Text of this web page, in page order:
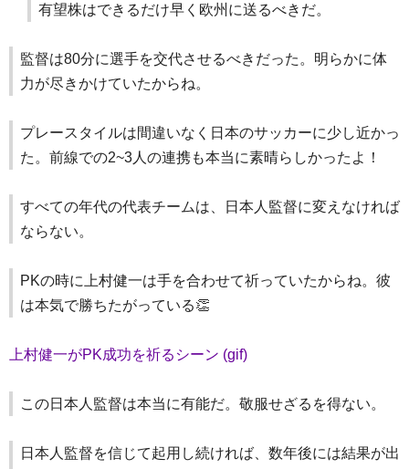
有望株はできるだけ早く欧州に送るべきだ。
監督は80分に選手を交代させるべきだった。明らかに体
力が尽きかけていたからね。
プレースタイルは間違いなく日本のサッカーに少し近かっ
た。前線での2~3人の連携も本当に素晴らしかったよ！
すべての年代の代表チームは、日本人監督に変えなければ
ならない。
PKの時に上村健一は手を合わせて祈っていたからね。彼
は本気で勝ちたがっている👏
上村健一がPK成功を祈るシーン (gif)
この日本人監督は本当に有能だ。敬服せざるを得ない。
日本人監督を信じて起用し続ければ、数年後には結果が出